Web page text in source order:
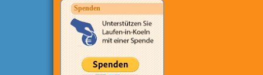
Spenden